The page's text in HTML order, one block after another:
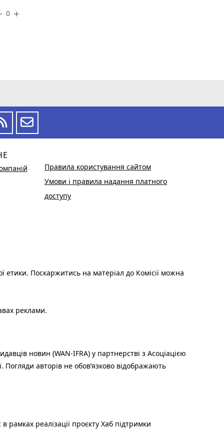
0 add
Правила користування сайтом
Умови і правила надання платного
доступу
етики. Поскаржитись на матеріал до Комісії можна
реклами.
новин (WAN-IFRA) у партнерстві з Асоціацією
Погляди авторів не обов’язково відображають
рамках реалізації проєкту Хаб підтримки